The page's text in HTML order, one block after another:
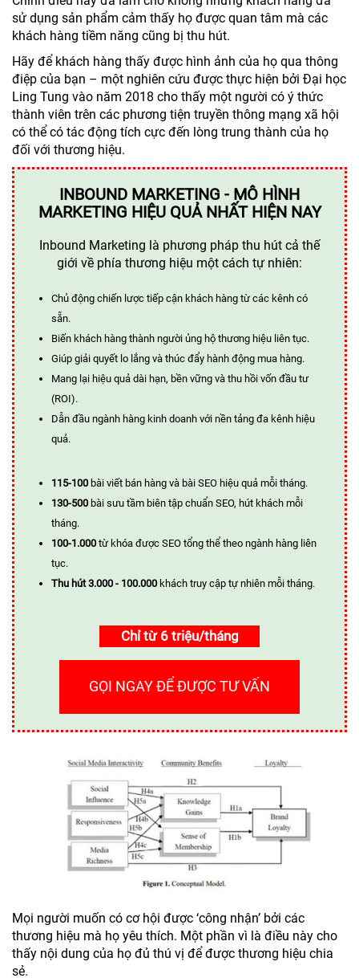
sử dụng sản phẩm cảm thấy họ được quan tâm mà các
khách hàng tiềm năng cũng bị thu hút.
Hãy để khách hàng thấy được hình ảnh của họ qua thông
điệp của bạn – một nghiên cứu được thực hiện bởi Đại học
Ling Tung vào năm 2018 cho thấy một người có ý thức
thành viên trên các phương tiện truyền thông mạng xã hội
có thể có tác động tích cực đến lòng trung thành của họ
đối với thương hiệu.
INBOUND MARKETING - MÔ HÌNH
MARKETING HIỆU QUẢ NHẤT HIỆN NAY
Inbound Marketing là phương pháp thu hút cả thế
giới về phía thương hiệu một cách tự nhiên:
Chủ động chiến lược tiếp cận khách hàng từ các kênh có
sẵn.
Biến khách hàng thành người ủng hộ thương hiệu liên tục.
Giúp giải quyết lo lắng và thúc đẩy hành động mua hàng.
Mang lại hiệu quả dài hạn, bền vững và thu hồi vốn đầu tư
(ROI).
Dẫn đầu ngành hàng kinh doanh với nền tảng đa kênh hiệu
quả.
115-100 bài viết bán hàng và bài SEO hiệu quả mỗi tháng.
130-500 bài sưu tầm biên tập chuẩn SEO, hút khách mỗi
tháng.
100-1.000 từ khóa được SEO tổng thể theo ngành hàng liên
tục.
Thu hút 3.000 - 100.000 khách truy cập tự nhiên mỗi tháng.
Chỉ từ 6 triệu/tháng
GỌI NGAY ĐỂ ĐƯỢC TƯ VẤN
Mọi người muốn có cơ hội được ‘công nhận’ bởi các
thương hiệu mà họ yêu thích. Một phần vì là điều này cho
thấy nội dung của họ đủ thú vị để được thương hiệu chia
sẻ.